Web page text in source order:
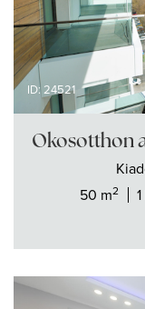
ID: 24521
Okosotthon
50 m2